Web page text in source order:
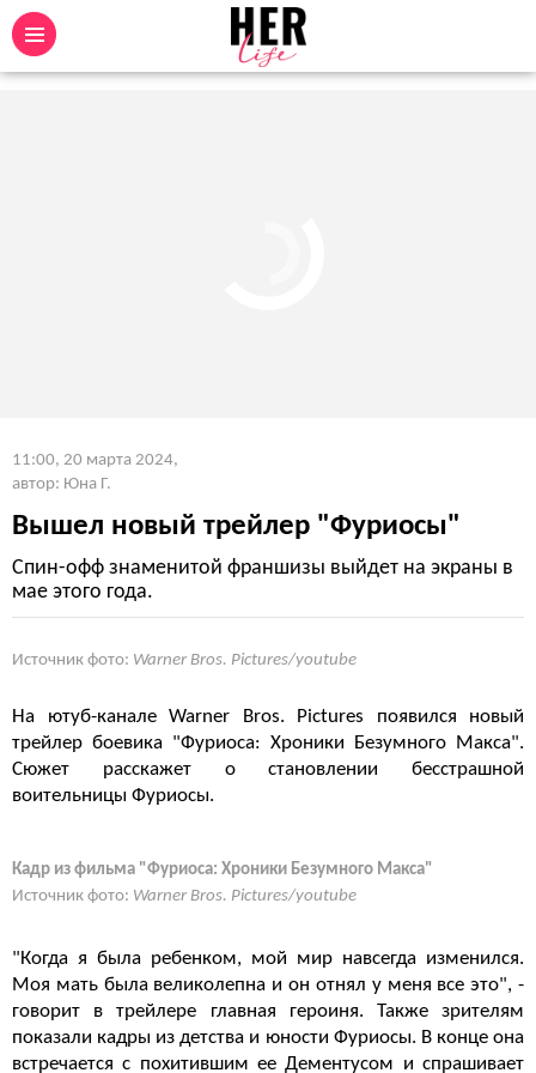
11:00, 20 марта 2024,
автор: Юна Г.
Вышел новый трейлер "Фуриосы"
Спин-офф знаменитой франшизы выйдет на экраны в
мае этого года.
Источник фото: Warner Bros. Pictures/youtube
На ютуб-канале Warner Bros. Pictures появился новый
трейлер боевика "Фуриоса: Хроники Безумного Макса".
Сюжет расскажет о становлении бесстрашной
воительницы Фуриосы.
Кадр из фильма "Фуриоса: Хроники Безумного Макса"
Источник фото: Warner Bros. Pictures/youtube
"Когда я была ребенком, мой мир навсегда изменился.
Моя мать была великолепна и он отнял у меня все это", -
говорит в трейлере главная героиня. Также зрителям
показали кадры из детства и юности Фуриосы. В конце она
встречается с похитившим ее Дементусом и спрашивает